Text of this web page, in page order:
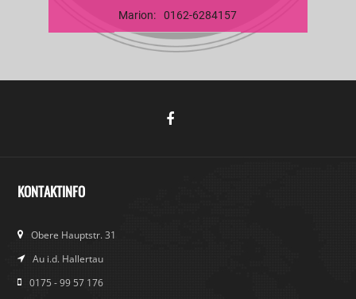
Marion: 0162-6284157
KONTAKTINFO
Obere Hauptstr. 31
Au i.d. Hallertau
0175 - 99 57 176